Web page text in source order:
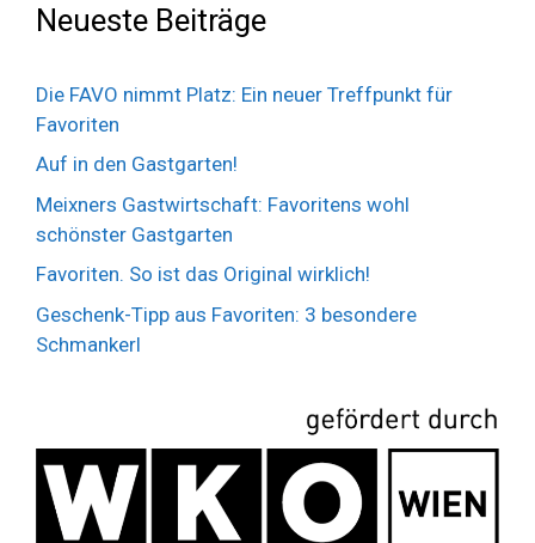
Neueste Beiträge
Die FAVO nimmt Platz: Ein neuer Treffpunkt für
Favoriten
Auf in den Gastgarten!
Meixners Gastwirtschaft: Favoritens wohl
schönster Gastgarten
Favoriten. So ist das Original wirklich!
Geschenk-Tipp aus Favoriten: 3 besondere
Schmankerl